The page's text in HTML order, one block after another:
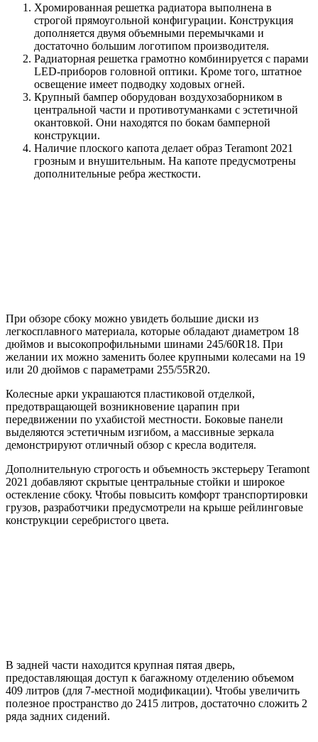
Хромированная решетка радиатора выполнена в
строгой прямоугольной конфигурации. Конструкция
дополняется двумя объемными перемычками и
достаточно большим логотипом производителя.
Радиаторная решетка грамотно комбинируется с парами
LED-приборов головной оптики. Кроме того, штатное
освещение имеет подводку ходовых огней.
Крупный бампер оборудован воздухозаборником в
центральной части и противотуманками с эстетичной
окантовкой. Они находятся по бокам бамперной
конструкции.
Наличие плоского капота делает образ Teramont 2021
грозным и внушительным. На капоте предусмотрены
дополнительные ребра жесткости.
При обзоре сбоку можно увидеть большие диски из
легкосплавного материала, которые обладают диаметром 18
дюймов и высокопрофильными шинами 245/60R18. При
желании их можно заменить более крупными колесами на 19
или 20 дюймов с параметрами 255/55R20.
Колесные арки украшаются пластиковой отделкой,
предотвращающей возникновение царапин при
передвижении по ухабистой местности. Боковые панели
выделяются эстетичным изгибом, а массивные зеркала
демонстрируют отличный обзор с кресла водителя.
Дополнительную строгость и объемность экстерьеру Teramont
2021 добавляют скрытые центральные стойки и широкое
остекление сбоку. Чтобы повысить комфорт транспортировки
грузов, разработчики предусмотрели на крыше рейлинговые
конструкции серебристого цвета.
В задней части находится крупная пятая дверь,
предоставляющая доступ к багажному отделению объемом
409 литров (для 7-местной модификации). Чтобы увеличить
полезное пространство до 2415 литров, достаточно сложить 2
ряда задних сидений.